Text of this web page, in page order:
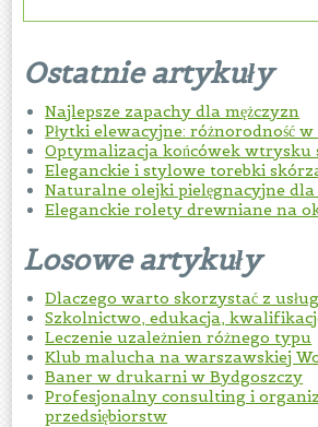
Ostatnie artykuły
Najlepsze zapachy dla mężczyzn
Płytki elewacyjne: różnorodność
Optymalizacja końcówek wtrysku
Eleganckie i stylowe torebki
Naturalne olejki pielęgnacyjne
Eleganckie rolety drewniane na
Losowe artykuły
Dlaczego warto skorzystać z
Szkolnictwo, edukacja,
Leczenie uzależnien różnego typu
Klub malucha na warszawskiej
Baner w drukarni w Bydgoszczy
Profesjonalny consulting i
przedsiębiorstw